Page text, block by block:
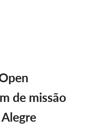
de missão